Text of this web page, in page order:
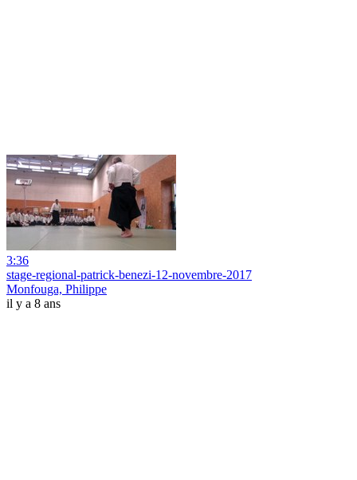
3:36
stage-regional-patrick-benezi-12-novembre-2017
Monfouga, Philippe
il y a 8 ans